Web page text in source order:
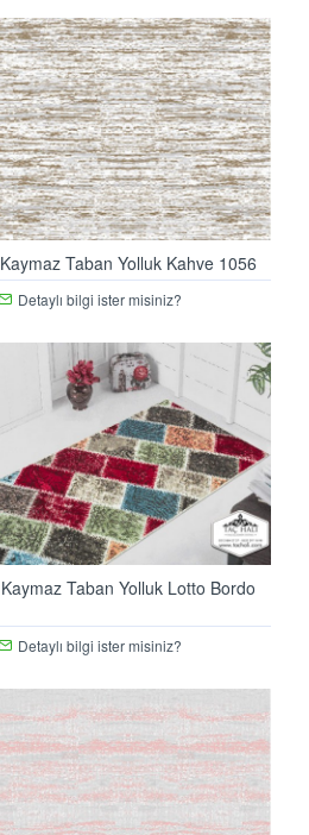
Kaymaz Taban Yolluk Kahve 1056
Detaylı bilgi ister misiniz?
Kaymaz Taban Yolluk Lotto Bordo
Detaylı bilgi ister misiniz?